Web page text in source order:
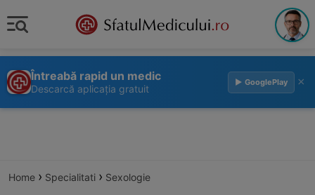
Întreabă rapid un medic
Descarcă aplicația gratuit
▶ GooglePlay ×
Home › Specialitati › Sexologie